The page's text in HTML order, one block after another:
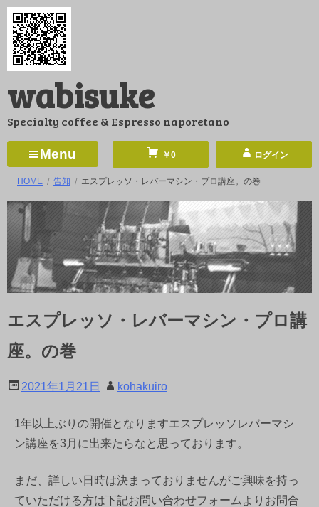
コ
ン
ツ
ス
ッ
wabisuke
Specialty coffee & Espresso naporetano
Menu ￥0 ログイン
HOME 告知 エスプレッソ・レバーマシン・プロ講座。の巻
エスプレッソ・レバーマシン・プロ講
座。の巻
2021年1月21日 kohakuiro
1年以上ぶりの開催となりますエスプレッソレバーマシ
ン講座を3月に出来たらなと思っております。
まだ、詳しい日時は決まっておりませんがご興味を持っ
ていただける方は下記お問い合わせフォームよりお問合